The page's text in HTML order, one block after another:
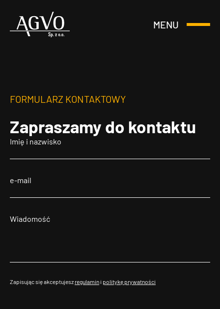
Header
MENU
Otwórz
FORMULARZ KONTAKTOWY
Zapraszamy do kontaktu
Zapisując się akceptujesz regulamin i politykę prywatności